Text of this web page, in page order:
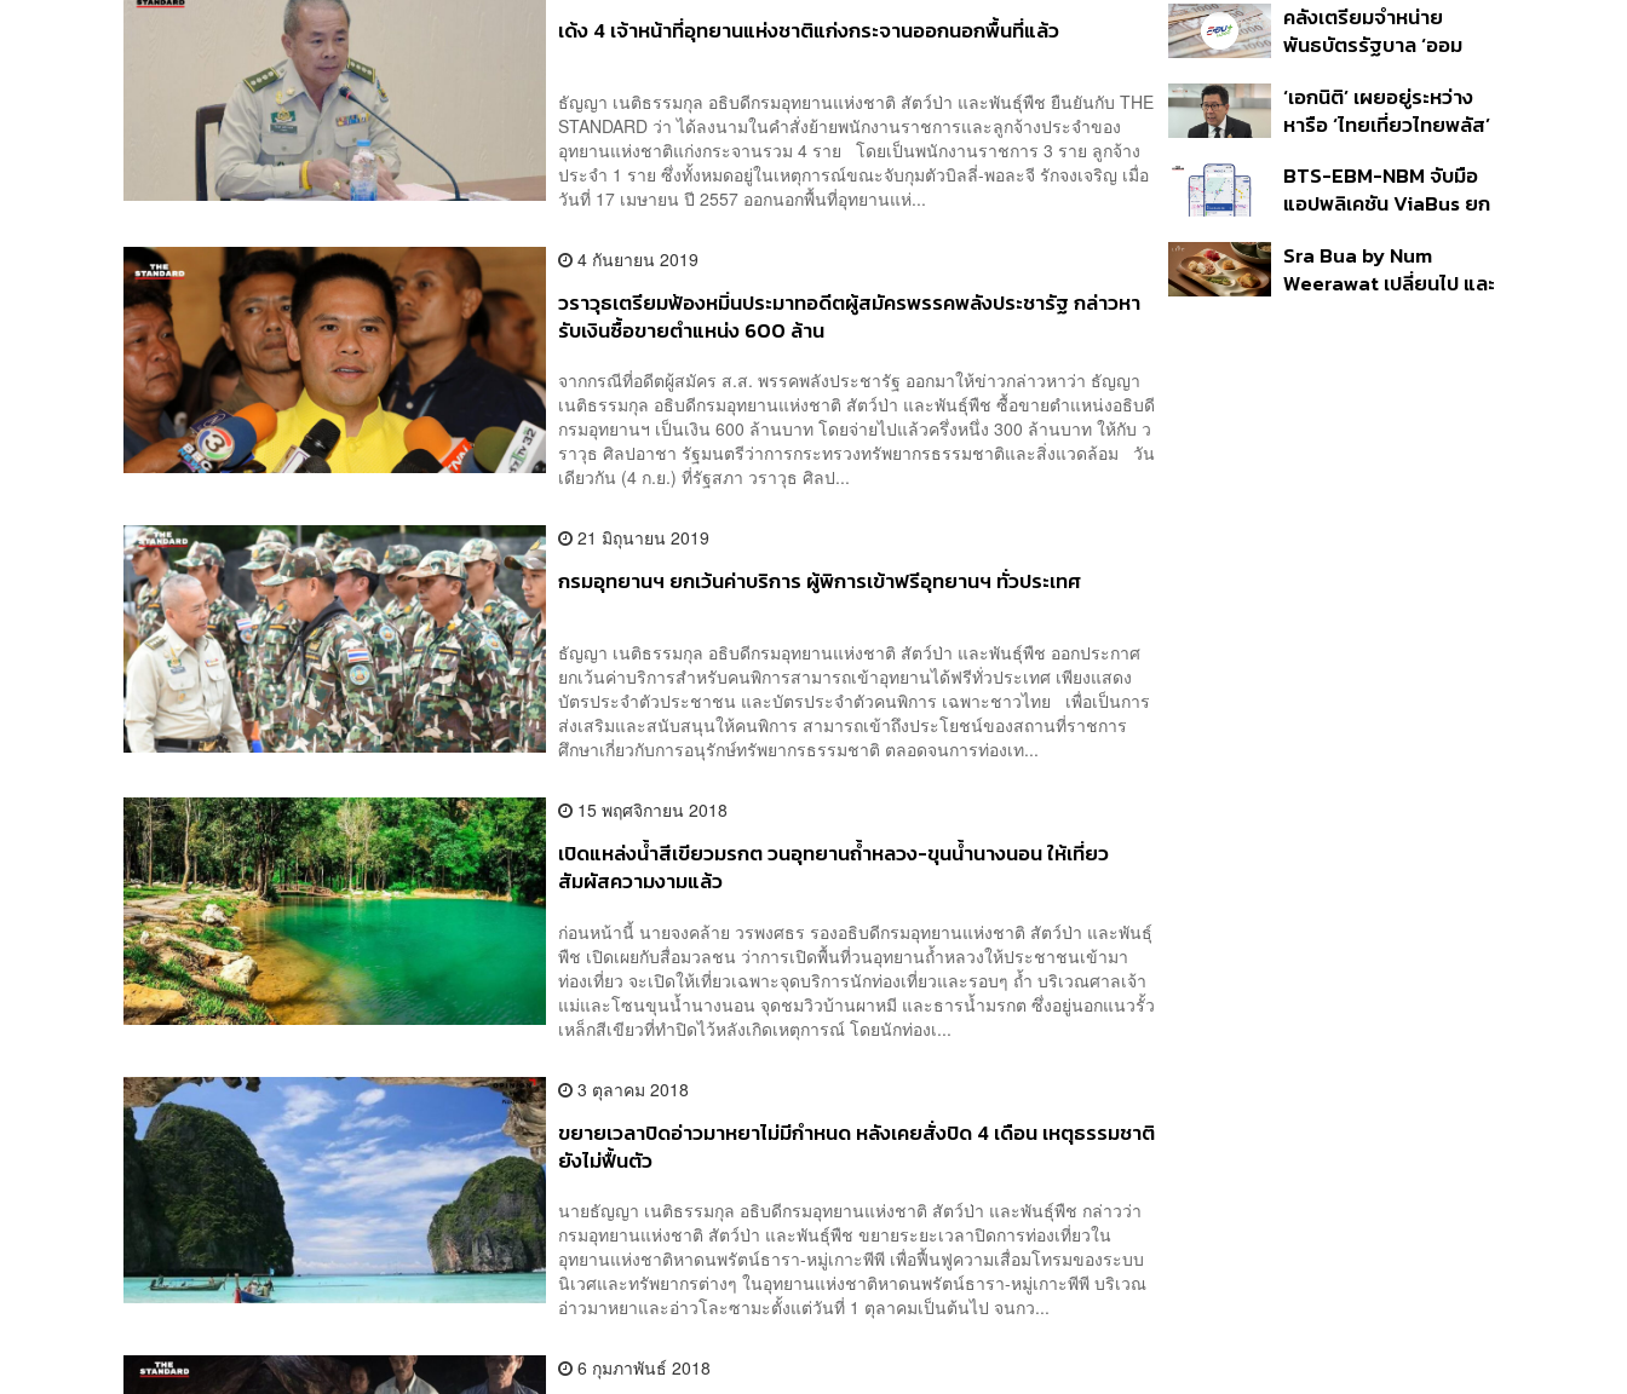
เด้ง 4 เจ้าหน้าที่อุทยานแห่งชาติแก่งกระจานออกนอกพื้นที่แล้ว
ธัญญา เนติธรรมกุล อธิบดีกรมอุทยานแห่งชาติ สัตว์ป่า และพันธุ์พืช ยืนยันกับ THE
STANDARD ว่า ได้ลงนามในคำสั่งย้ายพนักงานราชการและลูกจ้างประจำของ
อุทยานแห่งชาติแก่งกระจานรวม 4 ราย โดยเป็นพนักงานราชการ 3 ราย ลูกจ้าง
ประจำ 1 ราย ซึ่งทั้งหมดอยู่ในเหตุการณ์ขณะจับกุมตัวบิลลี่-พอละจี รักจงเจริญ เมื่อ
วันที่ 17 เมษายน ปี 2557 ออกนอกพื้นที่อุทยานแห่...
4 กันยายน 2019
วราวุธเตรียมฟ้องหมิ่นประมาทอดีตผู้สมัครพรรคพลังประชารัฐ กล่าวหา
รับเงินซื้อขายตำแหน่ง 600 ล้าน
จากกรณีที่อดีตผู้สมัคร ส.ส. พรรคพลังประชารัฐ ออกมาให้ข่าวกล่าวหาว่า ธัญญา
เนติธรรมกุล อธิบดีกรมอุทยานแห่งชาติ สัตว์ป่า และพันธุ์พืช ซื้อขายตำแหน่งอธิบดี
กรมอุทยานฯ เป็นเงิน 600 ล้านบาท โดยจ่ายไปแล้วครึ่งหนึ่ง 300 ล้านบาท ให้กับ ว
ราวุธ ศิลปอาชา รัฐมนตรีว่าการกระทรวงทรัพยากรธรรมชาติและสิ่งแวดล้อม วัน
เดียวกัน (4 ก.ย.) ที่รัฐสภา วราวุธ ศิลป...
21 มิถุนายน 2019
กรมอุทยานฯ ยกเว้นค่าบริการ ผู้พิการเข้าฟรีอุทยานฯ ทั่วประเทศ
ธัญญา เนติธรรมกุล อธิบดีกรมอุทยานแห่งชาติ สัตว์ป่า และพันธุ์พืช ออกประกาศ
ยกเว้นค่าบริการสำหรับคนพิการสามารถเข้าอุทยานได้ฟรีทั่วประเทศ เพียงแสดง
บัตรประจำตัวประชาชน และบัตรประจำตัวคนพิการ เฉพาะชาวไทย เพื่อเป็นการ
ส่งเสริมและสนับสนุนให้คนพิการ สามารถเข้าถึงประโยชน์ของสถานที่ราชการ
ศึกษาเกี่ยวกับการอนุรักษ์ทรัพยากรธรรมชาติ ตลอดจนการท่องเท...
15 พฤศจิกายน 2018
เปิดแหล่งน้ำสีเขียวมรกต วนอุทยานถ้ำหลวง-ขุนน้ำนางนอน ให้เที่ยว
สัมผัสความงามแล้ว
ก่อนหน้านี้ นายจงคล้าย วรพงศธร รองอธิบดีกรมอุทยานแห่งชาติ สัตว์ป่า และพันธุ์
พืช เปิดเผยกับสื่อมวลชน ว่าการเปิดพื้นที่วนอุทยานถ้ำหลวงให้ประชาชนเข้ามา
ท่องเที่ยว จะเปิดให้เที่ยวเฉพาะจุดบริการนักท่องเที่ยวและรอบๆ ถ้ำ บริเวณศาลเจ้า
แม่และโซนขุนน้ำนางนอน จุดชมวิวบ้านผาหมี และธารน้ำมรกต ซึ่งอยู่นอกแนวรั้ว
เหล็กสีเขียวที่ทำปิดไว้หลังเกิดเหตุการณ์ โดยนักท่องเ...
3 ตุลาคม 2018
ขยายเวลาปิดอ่าวมาหยาไม่มีกำหนด หลังเคยสั่งปิด 4 เดือน เหตุธรรมชาติ
ยังไม่ฟื้นตัว
นายธัญญา เนติธรรมกุล อธิบดีกรมอุทยานแห่งชาติ สัตว์ป่า และพันธุ์พืช กล่าวว่า
กรมอุทยานแห่งชาติ สัตว์ป่า และพันธุ์พืช ขยายระยะเวลาปิดการท่องเที่ยวใน
อุทยานแห่งชาติหาดนพรัตน์ธารา-หมู่เกาะพีพี เพื่อฟื้นฟูความเสื่อมโทรมของระบบ
นิเวศและทรัพยากรต่างๆ ในอุทยานแห่งชาติหาดนพรัตน์ธารา-หมู่เกาะพีพี บริเวณ
อ่าวมาหยาและอ่าวโละซามะตั้งแต่วันที่ 1 ตุลาคมเป็นต้นไป จนกว...
6 กุมภาพันธ์ 2018
สิน’ สิริอายุ 103 ปี แกนนำ
เพื่อไทย-บุคคลหลาก
คลังเตรียมจำหน่าย
พันธบัตรรัฐบาล ‘ออม
ก.ย.นี้ อาจเพิ่มสัดส่วนการ
ขายแบบ Small Lot First
‘เอกนิติ’ เผยอยู่ระหว่าง
หารือ ‘ไทยเที่ยวไทยพลัส’
แสนล้าน มั่นใจงบต่อ ‘ไทย
ช่วยไทย พลัส’ เฟส 2 มี
BTS-EBM-NBM จับมือ
แอปพลิเคชัน ViaBus ยก
รถไฟฟ้า 3 สายแบบเรียล
ไทม์
Sra Bua by Num
Weerawat เปลี่ยนไป และ